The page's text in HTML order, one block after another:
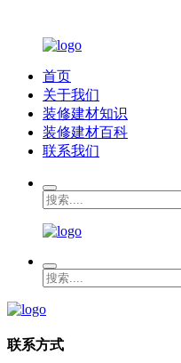
首页
关于我们
装修建材知识
装修建材百科
联系我们
联系方式